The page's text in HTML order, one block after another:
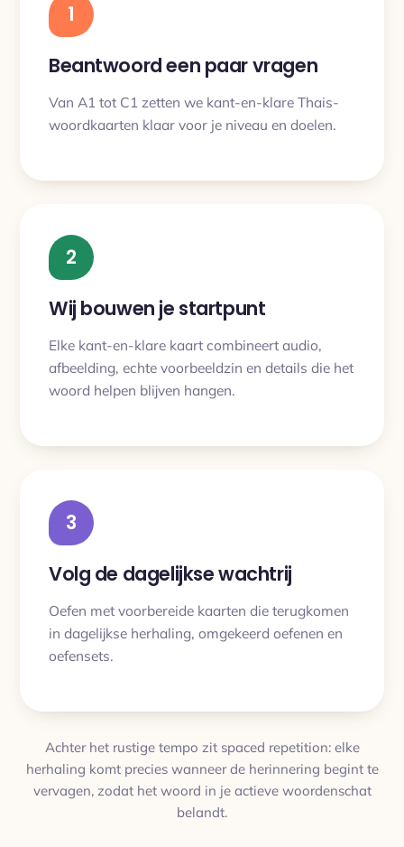
1
Beantwoord een paar vragen
Van A1 tot C1 zetten we kant-en-klare Thais-
woordkaarten klaar voor je niveau en doelen.
2
Wij bouwen je startpunt
Elke kant-en-klare kaart combineert audio,
afbeelding, echte voorbeeldzin en details die het
woord helpen blijven hangen.
3
Volg de dagelijkse wachtrij
Oefen met voorbereide kaarten die terugkomen
in dagelijkse herhaling, omgekeerd oefenen en
oefensets.
Achter het rustige tempo zit spaced repetition: elke
herhaling komt precies wanneer de herinnering begint te
vervagen, zodat het woord in je actieve woordenschat
belandt.